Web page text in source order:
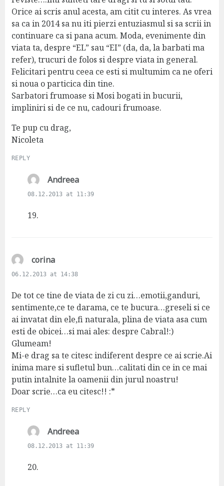
Orice ai scris anul acesta, am citit cu interes. As vrea
sa ca in 2014 sa nu iti pierzi entuziasmul si sa scrii in
continuare ca si pana acum. Moda, evenimente din
viata ta, despre “EL” sau “EI” (da, da, la barbati ma
refer), trucuri de folos si despre viata in general.
Felicitari pentru ceea ce esti si multumim ca ne oferi
si noua o particica din tine.
Sarbatori frumoase si Mosi bogati in bucurii,
impliniri si de ce nu, cadouri frumoase.
Te pup cu drag,
Nicoleta
REPLY
Andreeas
a
08.12.2013 at 11:39
19.
corinas
a
s
:
06.12.2013 at 14:38
De tot ce tine de viata de zi cu zi…emotii,ganduri,
sentimente,ce te darama, ce te bucura…greseli si ce
ai invatat din ele,fi naturala, plina de viata asa cum
esti de obicei…si mai ales: despre Cabral!:)
Glumeam!
Mi-e drag sa te citesc indiferent despre ce ai scrie.Ai
inima mare si sufletul bun…calitati din ce in ce mai
putin intalnite la oamenii din jurul noastru!
Doar scrie…ca eu citesc!! :*
REPLY
Andreeas
a
08.12.2013 at 11:39
20.